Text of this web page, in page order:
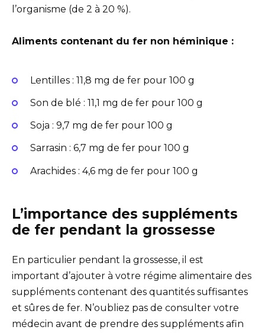
l’organisme (de 2 à 20 %).
Aliments contenant du fer non héminique :
Lentilles : 11,8 mg de fer pour 100 g
Son de blé : 11,1 mg de fer pour 100 g
Soja : 9,7 mg de fer pour 100 g
Sarrasin : 6,7 mg de fer pour 100 g
Arachides : 4,6 mg de fer pour 100 g
L’importance des suppléments
de fer pendant la grossesse
En particulier pendant la grossesse, il est
important d’ajouter à votre régime alimentaire des
suppléments contenant des quantités suffisantes
et sûres de fer. N’oubliez pas de consulter votre
médecin avant de prendre des suppléments afin